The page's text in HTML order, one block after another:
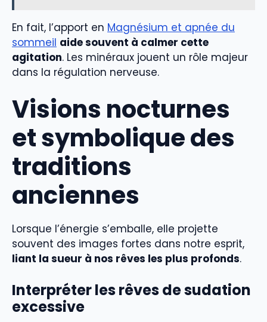
En fait, l’apport en Magnésium et apnée du
sommeil aide souvent à calmer cette
agitation. Les minéraux jouent un rôle majeur
dans la régulation nerveuse.
Visions nocturnes
et symbolique des
traditions
anciennes
Lorsque l’énergie s’emballe, elle projette
souvent des images fortes dans notre esprit,
liant la sueur à nos rêves les plus profonds.
Interpréter les rêves de sudation
excessive